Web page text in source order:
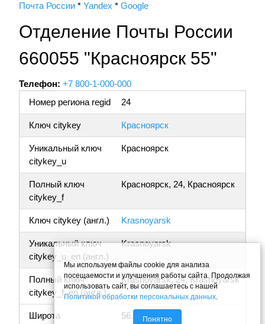
Почта России * Yandex * Google
Отделение Почты России
660055 "Красноярск 55"
Телефон: +7 800-1-000-000
Номер региона regid
24
Ключ citykey Красноярск
Уникальный ключ
citykey_u
Красноярск
Полный ключ
citykey_f
Красноярск, 24, Красноярск
Ключ citykey (англ.) Krasnoyarsk
Уникальный ключ
citykey_u_en (англ.)
Krasnoyarsk
Полный ключ
citykey_f_en (англ.)
Krasnoyarsk, 24, Krasnoyarsk
Широта 56.054668
Мы используем файлы cookie для анализа
посещаемости и улучшения работы сайта. Продолжая
использовать сайт, вы соглашаетесь с нашей
Политикой обработки персональных данных.
Понятно